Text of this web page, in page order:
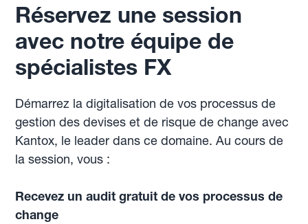
Réservez une session
avec notre équipe de
spécialistes FX
Démarrez la digitalisation de vos processus de
gestion des devises et de risque de change avec
Kantox, le leader dans ce domaine. Au cours de
la session, vous :
Recevez un audit gratuit de vos processus de
change